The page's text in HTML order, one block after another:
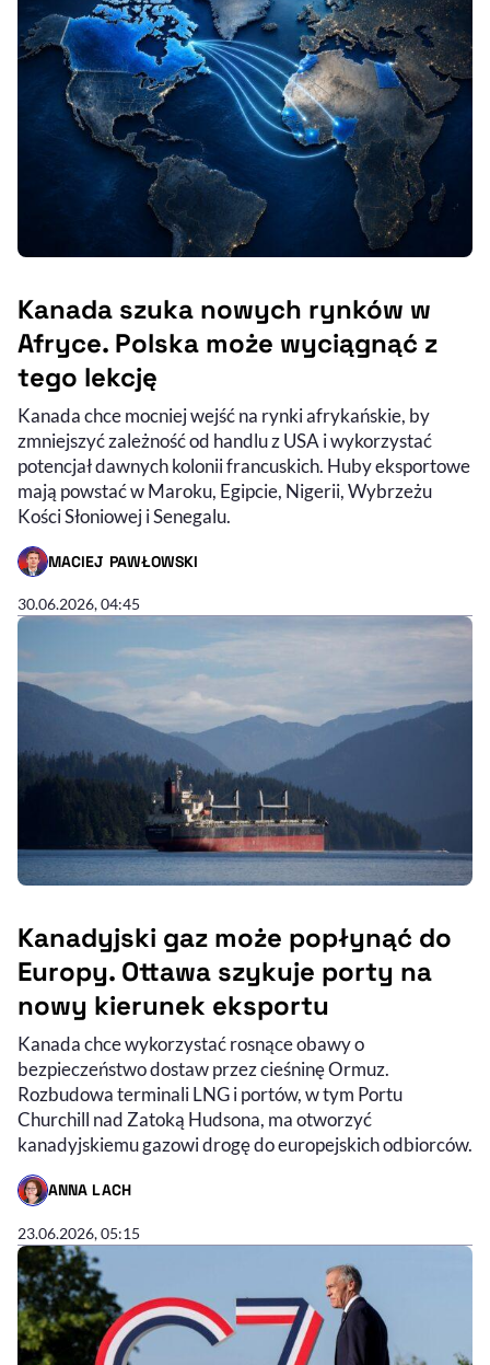
Kanada szuka nowych rynków w
Afryce. Polska może wyciągnąć z
tego lekcję
Kanada chce mocniej wejść na rynki afrykańskie, by
zmniejszyć zależność od handlu z USA i wykorzystać
potencjał dawnych kolonii francuskich. Huby eksportowe
mają powstać w Maroku, Egipcie, Nigerii, Wybrzeżu
Kości Słoniowej i Senegalu.
MACIEJ PAWŁOWSKI
- AUTOR ARTYKUŁU - PROFIL
30.06.2026, 04:45
Kanadyjski gaz może popłynąć do
Europy. Ottawa szykuje porty na
nowy kierunek eksportu
Kanada chce wykorzystać rosnące obawy o
bezpieczeństwo dostaw przez cieśninę Ormuz.
Rozbudowa terminali LNG i portów, w tym Portu
Churchill nad Zatoką Hudsona, ma otworzyć
kanadyjskiemu gazowi drogę do europejskich odbiorców.
ANNA LACH
- AUTOR ARTYKUŁU - PROFIL
23.06.2026, 05:15